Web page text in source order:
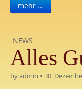
mehr …
NEWS
Alles
byadmin • 30.